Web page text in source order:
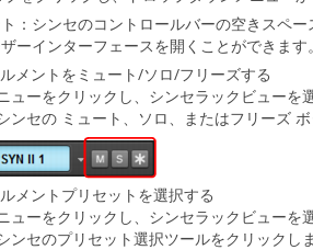
： シンセのコントロールバーの空きスペ
ーインターフェースを開くことができます
メントをミュート/ソロ/フリーズする
ューをクリックし、 シンセラックビューを
ンセの ミュート、ソロ、またはフリーズ
メントプリセットを選択する
ューをクリックし、 シンセラックビューを
ンセのプリセット選択ツールをクリックし